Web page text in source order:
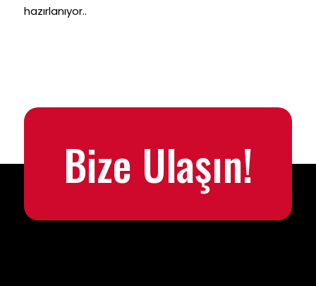
hazırlanıyor..
Bize Ulaşın!